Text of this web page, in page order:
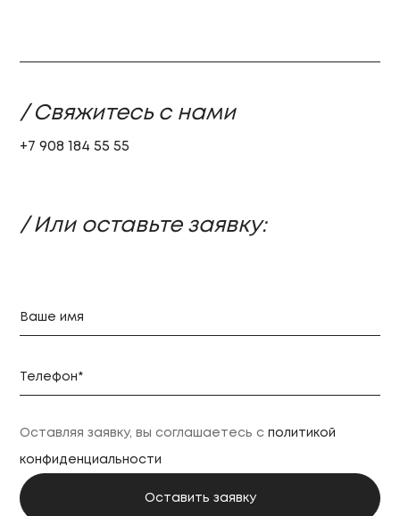
/ Свяжитесь с нами
+7 908 184 55 55
/ Или оставьте заявку:
Оставляя заявку, вы соглашаетесь сполитикой
конфиденциальности